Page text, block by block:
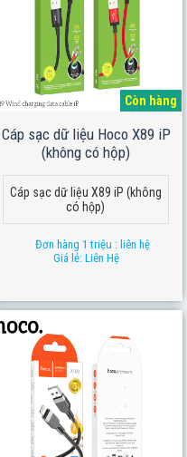
Còn hàng
Cáp sạc dữ liệu Hoco X89 iP
(không có hộp)
Cáp sạc dữ liệu X89 iP (không
có hộp)
Đơn hàng 1 triệu : liên hệ
Giá lẻ: Liên Hệ